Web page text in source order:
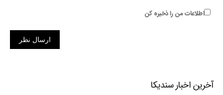
اطلاعات من را ذخیره کن
ارسال نظر
آخرین اخبار سندیکا